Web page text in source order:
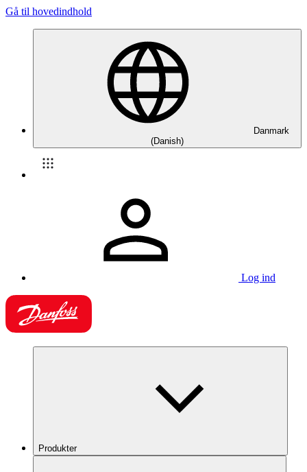
Gå til hovedindhold
Danmark
(Danish)
Log ind
Produkter